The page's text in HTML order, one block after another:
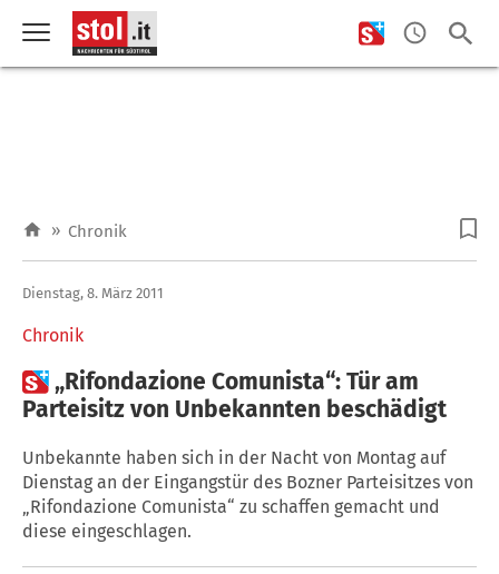
» Chronik
Chronik
Dienstag, 8. März 2011
„Rifondazione Comunista“: Tür am
Parteisitz von Unbekannten beschädigt
Unbekannte haben sich in der Nacht von Montag auf
Dienstag an der Eingangstür des Bozner Parteisitzes von
„Rifondazione Comunista“ zu schaffen gemacht und
diese eingeschlagen.